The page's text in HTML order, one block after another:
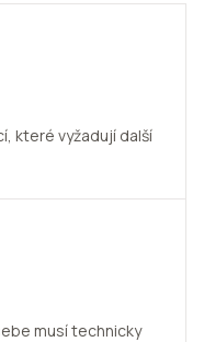
které vyžadují další
musí technicky